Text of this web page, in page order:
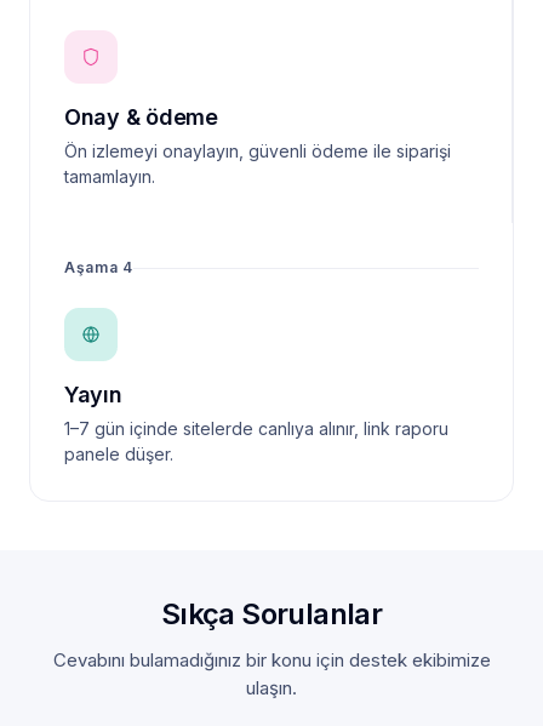
Onay & ödeme
Ön izlemeyi onaylayın, güvenli ödeme ile siparişi
tamamlayın.
Aşama 4
Yayın
1–7 gün içinde sitelerde canlıya alınır, link raporu
panele düşer.
Sıkça Sorulanlar
Cevabını bulamadığınız bir konu için destek ekibimize
ulaşın.